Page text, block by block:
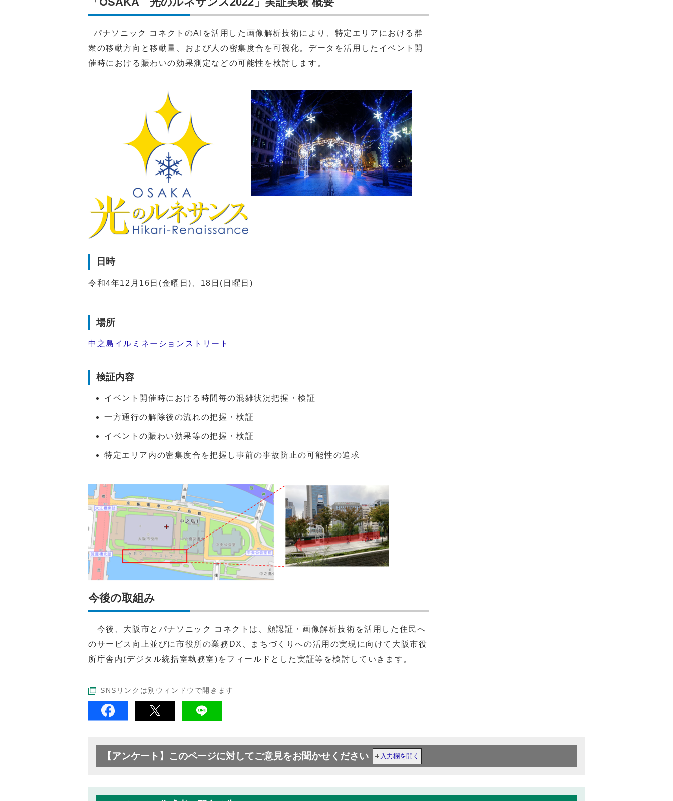
パナソニック コネクトのAIを活用した画像解析技術により、特定エリアにおける群
衆の移動方向と移動量、および人の密集度合を可視化。データを活用したイベント開
催時における賑わいの効果測定などの可能性を検討します。
日時
令和4年12月16日(金曜日)、18日(日曜日)
場所
中之島イルミネーションストリート
検証内容
イベント開催時における時間毎の混雑状況把握・検証
一方通行の解除後の流れの把握・検証
イベントの賑わい効果等の把握・検証
特定エリア内の密集度合を把握し事前の事故防止の可能性の追求
今後の取組み
今後、大阪市とパナソニック コネクトは、顔認証・画像解析技術を活用した住民へ
のサービス向上並びに市役所の業務DX、まちづくりへの活用の実現に向けて大阪市役
所庁舎内(デジタル統括室執務室)をフィールドとした実証等を検討していきます。
SNSリンクは別ウィンドウで開きます
【アンケート】このページに対してご意見をお聞かせください 入力欄を開く